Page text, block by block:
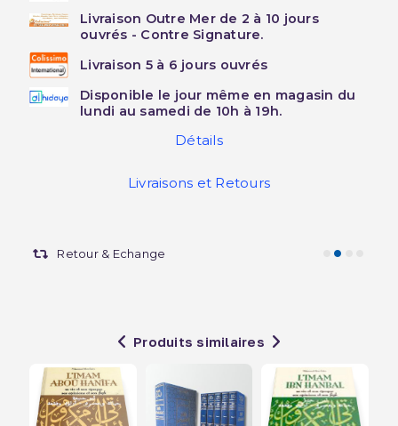
Livraison Outre Mer de 2 à 10 jours
ouvrés - Contre Signature.
Livraison 5 à 6 jours ouvrés
Disponible le jour même en magasin du
lundi au samedi de 10h à 19h.
Détails
Livraisons et Retours
Retour & Echange
Produits similaires